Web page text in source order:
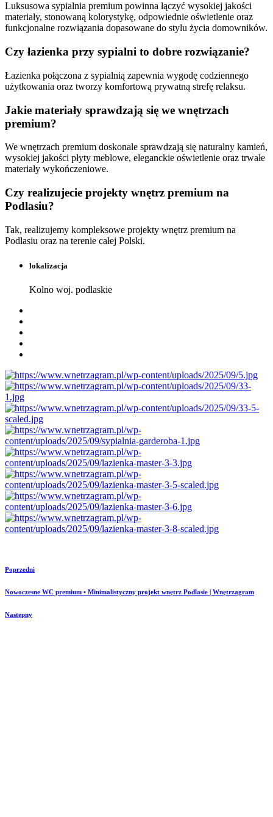
Luksusowa sypialnia premium powinna łączyć wysokiej jakości
materiały, stonowaną kolorystykę, odpowiednie oświetlenie oraz
funkcjonalne rozwiązania dopasowane do stylu życia domowników.
Czy łazienka przy sypialni to dobre rozwiązanie?
Łazienka połączona z sypialnią zapewnia wygodę codziennego
użytkowania oraz tworzy komfortową prywatną strefę relaksu.
Jakie materiały sprawdzają się we wnętrzach
premium?
We wnętrzach premium doskonale sprawdzają się naturalny kamień,
wysokiej jakości płyty meblowe, eleganckie oświetlenie oraz trwałe
materiały wykończeniowe.
Czy realizujecie projekty wnętrz premium na
Podlasiu?
Tak, realizujemy kompleksowe projekty wnętrz premium na
Podlasiu oraz na terenie całej Polski.
lokalizacja
Kolno woj. podlaskie
Poprzedni
Nowoczesne WC premium • Minimalistyczny projekt wnętrz Podlasie | Wnętrzagram
Następny